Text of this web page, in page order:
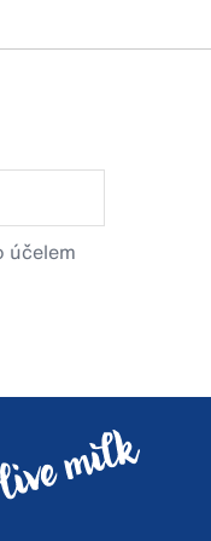
účelem